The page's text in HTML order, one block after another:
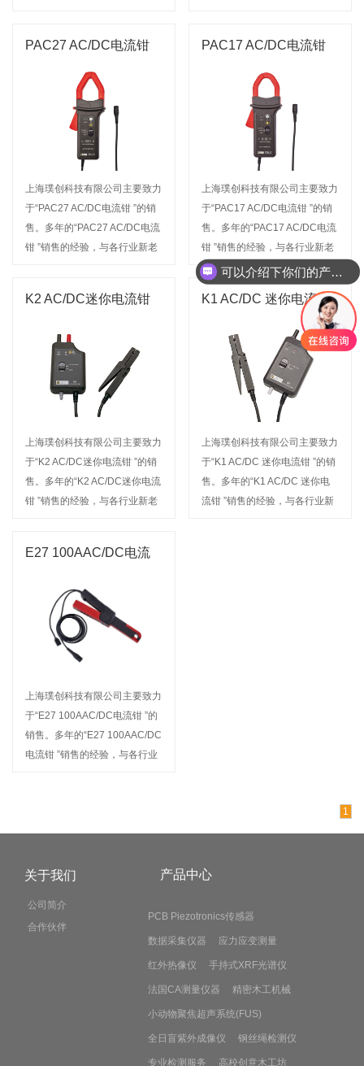
来电咨询或前来选购
广大用户信赖。欢迎来电咨询或
PAC27 AC/DC电流钳
上海璞创科技有限公司主要致力
于“PAC27 AC/DC电流钳 ”的销
售。多年的“PAC27 AC/DC电流
钳 ”销售的经验，与各行业新老
户信赖。欢迎来电咨询或前来选
PAC17 AC/DC电流钳
上海璞创科技有限公司主要致力
于“PAC17 AC/DC电流钳 ”的销
售。多年的“PAC17 AC/DC电流
钳 ”销售的经验，与各行业新老
用户建立了稳定的合作关系，我
公司经营的产品名称深受广大用
户信赖。欢迎来电咨询或前来选
K2 AC/DC迷你电流钳
上海璞创科技有限公司主要致力
于“K2 AC/DC迷你电流钳 ”的销
售。多年的“K2 AC/DC迷你电流
钳 ”销售的经验，与各行业新老
户信赖。欢迎来电咨询或前来选
K1 AC/DC 迷你电流钳
上海璞创科技有限公司主要致力
于“K1 AC/DC 迷你电流钳 ”的销
售。多年的“K1 AC/DC 迷你电
流钳 ”销售的经验，与各行业新
E27 100AAC/DC电流
上海璞创科技有限公司主要致力
于“E27 100AAC/DC电流钳 ”的
销售。多年的“E27 100AAC/DC
电流钳 ”销售的经验，与各行业
前来选购
1
关于我们
公司简介
合作伙伴
产品中心
PCB Piezotronics传感器
数据采集仪器 应力应变测量
红外热像仪 手持式XRF光谱仪
法国CA测量仪器 精密木工机械
小动物聚焦超声系统(FUS)
全日盲紫外成像仪 钢丝绳检测仪
专业检测服务 高校创意木工坊
可以介绍下你们的产品么